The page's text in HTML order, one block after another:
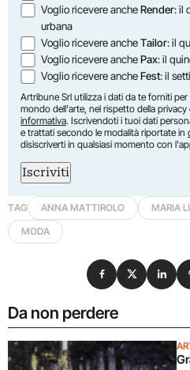
Voglio ricevere ancheRender: il
urbana
Voglio ricevere ancheTailor: il
Voglio ricevere anchePax: il
Voglio ricevere ancheFest: il
Artribune Srl utilizza i dati da te forniti
mondo dell'arte, nel rispetto della privacy
informativa. Iscrivendoti i tuoi dati
e trattati secondo le modalità riportate in
disiscriverti in qualsiasi momento con
Iscriviti
TAG ANNA MATTIROLO MARIA
MODA
Da non perdere
Condividi su
Condividi